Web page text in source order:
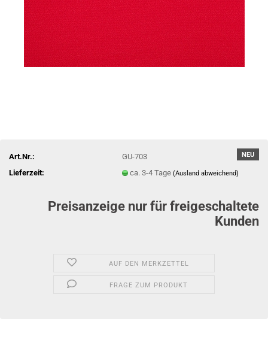
NEU
Art.Nr.:
GU-703
Lieferzeit:
ca. 3-4 Tage(Ausland abweichend)
Preisanzeige nur für freigeschaltete
Kunden
AUF DEN MERKZETTEL
FRAGE ZUM PRODUKT